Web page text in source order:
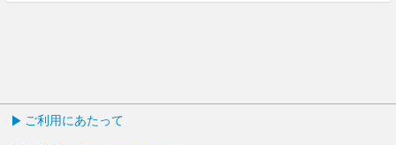
ご利用にあたって